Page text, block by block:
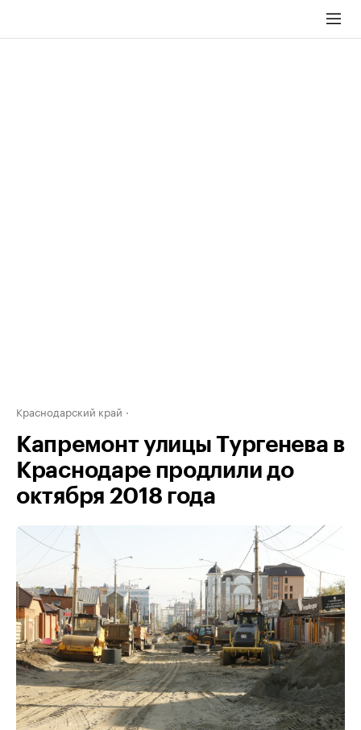
Краснодарский край
Капремонт улицы Тургенева в
Краснодаре продлили до
октября 2018 года